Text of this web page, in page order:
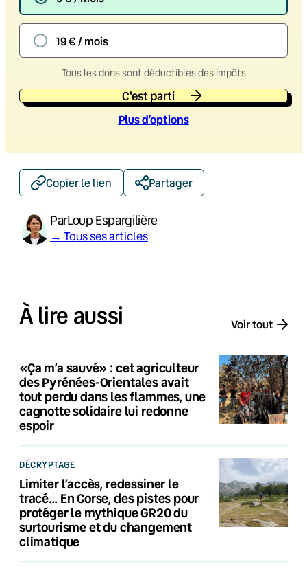
19 € / mois
Tous les dons sont déductibles des impôts
C'est parti
Plus d’options
Copier le lien Partager
ParLoup Espargilière
→ Tous ses articles
À lire aussi Voir tout
«Ça m’a sauvé» : cet agriculteur
des Pyrénées-Orientales avait
tout perdu dans les flammes, une
cagnotte solidaire lui redonne
espoir
DÉCRYPTAGE
Limiter l’accès, redessiner le
tracé… En Corse, des pistes pour
protéger le mythique GR20 du
surtourisme et du changement
climatique